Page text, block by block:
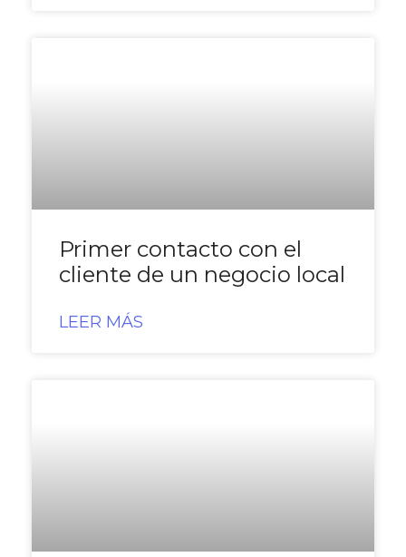
Primer contacto con el
cliente de un negocio local
LEER MÁS